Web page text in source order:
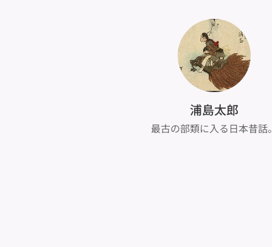
浦島太郎
最古の部類に入る日本昔話。